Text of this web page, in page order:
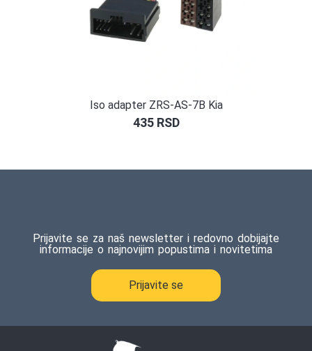
Iso adapter ZRS-AS-7B Kia
435 RSD
Prijavite se za naš newsletter i redovno dobijajte
informacije o najnovijim popustima i novitetima
Prijavite se